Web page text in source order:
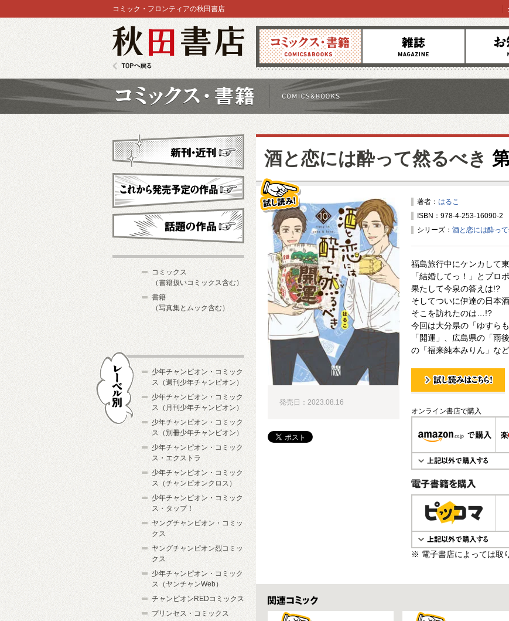
コミックス 雑誌 お知らせ
コミック・フロンティアの秋田書店
酒と恋には酔って然るべき
著者： はるこ
ISBN：978-4-253-16090-2
シリーズ： 酒と恋には酔っ
福島旅行中にケンカして
「結婚してっ！」とプロ
果たして今泉の答えは!?
そしてついに伊達の日本
そこを訪れたのは…!?
今回は大分県の「ゆすら
「開運」、広島県の「雨
の「福来純本みりん」な
試し読み！
オンライン書店で購入
電子書籍で購入
※ 電子書店によっては取
発売日：2023.08.16
関連コミックス
新刊・近刊
これから発売予定
コミックス
（書籍扱いコミックス含む）
書籍
（写真集とムック含む）
少年チャンピオン・コミック
ス（週刊少年チャンピオン）
少年チャンピオン・コミック
ス（月刊少年チャンピオン）
少年チャンピオン・コミック
ス（別冊少年チャンピオン）
少年チャンピオン・コミック
ス・エクストラ
少年チャンピオン・コミック
ス（チャンピオンクロス）
少年チャンピオン・コミック
ス・タップ！
ヤングチャンピオン・コミッ
クス
ヤングチャンピオン烈コミッ
クス
少年チャンピオン・コミック
ス（ヤンチャンWeb）
チャンピオンREDコミックス
プリンセス・コミックス